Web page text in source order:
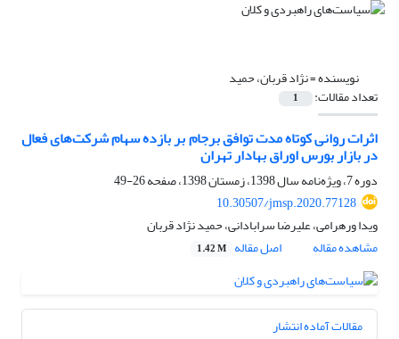
نویسنده =نژاد قربان، حمید
تعداد مقالات: 1
اثرات روانی کوتاه مدت توافق برجام بر بازده سهام شرکت‌های فعال
در بازار بورس اوراق بهادار تهران
دوره 7، ویژه‌نامه سال 1398، زمستان 1398، صفحه
26-49
10.30507/jmsp.2020.77128
ویدا ورهرامی، علیرضا سرابادانی، حمید نژاد قربان
مشاهده مقاله
اصل مقاله 1.42 M
مقالات آماده انتشار